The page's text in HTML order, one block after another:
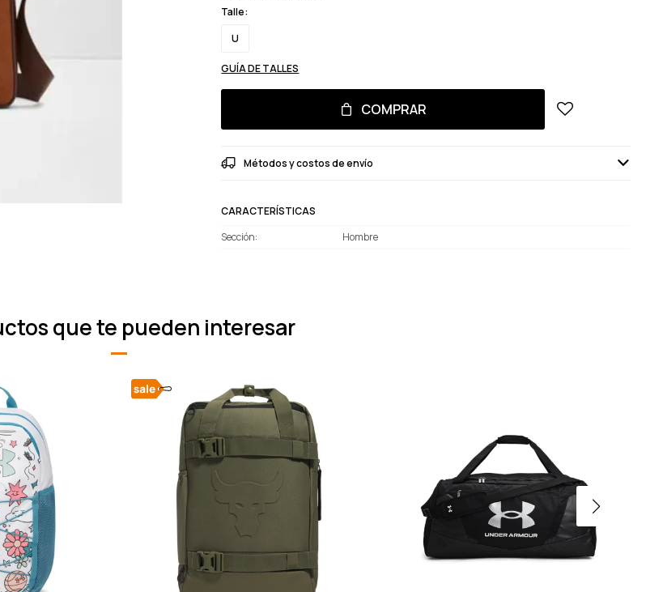
Talle:
U
GUÍA DE TALLES
COMPRAR
Métodos y costos de envío
CARACTERÍSTICAS
Sección
Hombre
que te pueden interesar